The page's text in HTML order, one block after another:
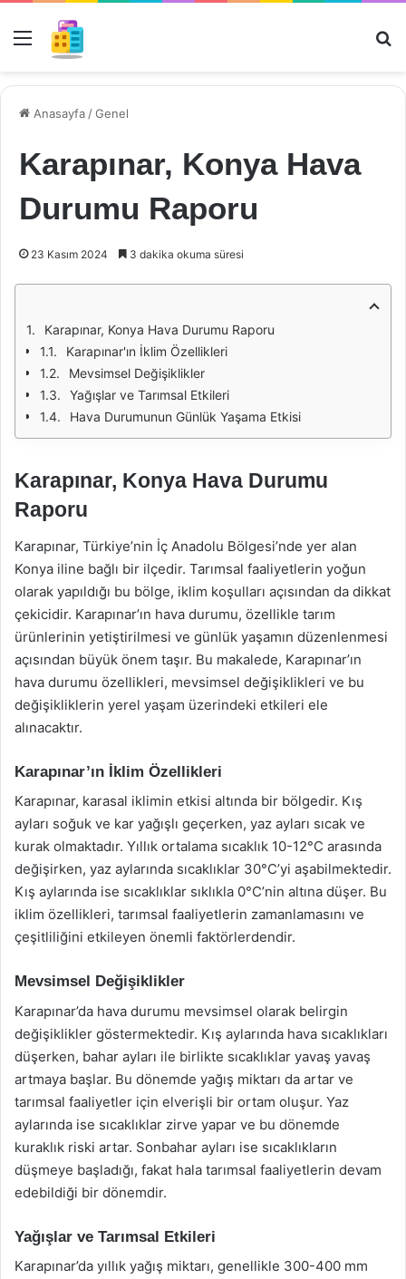
Menü
Anasayfa /Genel
Karapınar, Konya Hava
Durumu Raporu
23 Kasım 2024 3 dakika okuma süresi
Karapınar, Konya Hava Durumu Raporu
Karapınar'ın İklim Özellikleri
Mevsimsel Değişiklikler
Yağışlar ve Tarımsal Etkileri
Hava Durumunun Günlük Yaşama Etkisi
Karapınar, Konya Hava Durumu
Raporu
Karapınar, Türkiye’nin İç Anadolu Bölgesi’nde yer alan
Konya iline bağlı bir ilçedir. Tarımsal faaliyetlerin yoğun
olarak yapıldığı bu bölge, iklim koşulları açısından da dikkat
çekicidir. Karapınar’ın hava durumu, özellikle tarım
ürünlerinin yetiştirilmesi ve günlük yaşamın düzenlenmesi
açısından büyük önem taşır. Bu makalede, Karapınar’ın
hava durumu özellikleri, mevsimsel değişiklikleri ve bu
değişikliklerin yerel yaşam üzerindeki etkileri ele
alınacaktır.
Karapınar’ın İklim Özellikleri
Karapınar, karasal iklimin etkisi altında bir bölgedir. Kış
ayları soğuk ve kar yağışlı geçerken, yaz ayları sıcak ve
kurak olmaktadır. Yıllık ortalama sıcaklık 10-12°C arasında
değişirken, yaz aylarında sıcaklıklar 30°C’yi aşabilmektedir.
Kış aylarında ise sıcaklıklar sıklıkla 0°C’nin altına düşer. Bu
iklim özellikleri, tarımsal faaliyetlerin zamanlamasını ve
çeşitliliğini etkileyen önemli faktörlerdendir.
Mevsimsel Değişiklikler
Karapınar’da hava durumu mevsimsel olarak belirgin
değişiklikler göstermektedir. Kış aylarında hava sıcaklıkları
düşerken, bahar ayları ile birlikte sıcaklıklar yavaş yavaş
artmaya başlar. Bu dönemde yağış miktarı da artar ve
tarımsal faaliyetler için elverişli bir ortam oluşur. Yaz
aylarında ise sıcaklıklar zirve yapar ve bu dönemde
kuraklık riski artar. Sonbahar ayları ise sıcaklıkların
düşmeye başladığı, fakat hala tarımsal faaliyetlerin devam
edebildiği bir dönemdir.
Yağışlar ve Tarımsal Etkileri
Karapınar’da yıllık yağış miktarı, genellikle 300-400 mm